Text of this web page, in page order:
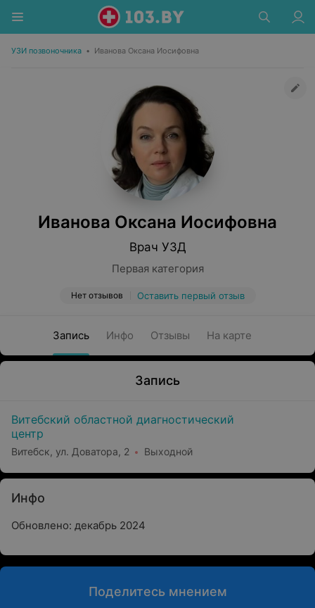
УЗИ позвоночника • Иванова Оксана Иосифовна
Иванова Оксана Иосифовна
Врач УЗД
Первая категория
Нет отзывов Оставить первый отзыв
Запись Инфо Отзывы На карте
Запись
Витебский областной диагностический
центр
Витебск, ул. Доватора, 2 Выходной
Инфо
Обновлено: декабрь 2024
Поделитесь мнением